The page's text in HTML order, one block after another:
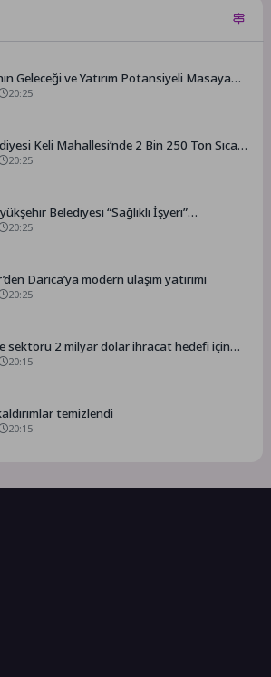
Geleceği ve Yatırım Potansiyeli Masaya
20:25
Keli Mahallesi’nde 2 Bin 250 Ton Sıcak
Tamamladı
20:25
Belediyesi “Sağlıklı İşyeri”
Aldı
20:25
Darıca’ya modern ulaşım yatırımı
20:25
sektörü 2 milyar dolar ihracat hedefi için
destek istedi
20:15
temizlendi
20:15